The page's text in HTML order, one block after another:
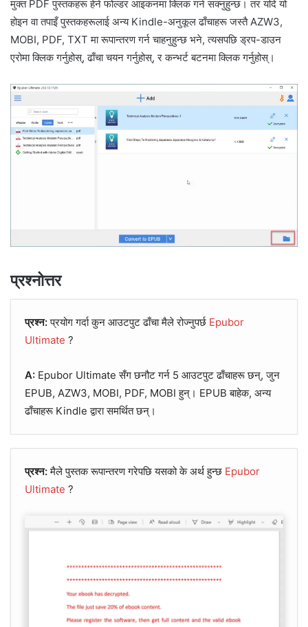
मुक्त PDF पुस्तकहरू हेर्न फोल्डर आइकनमा क्लिक गर्न सक्नुहुन्छ। तर यदि यो
होइन वा तपाइँ पुस्तकहरूलाई अन्य Kindle-अनुकूल ढाँचाहरू जस्तै AZW3,
MOBI, PDF, TXT मा रूपान्तरण गर्न चाहनुहुन्छ भने, त्यसपछि ड्रप-डाउन
एरोमा क्लिक गर्नुहोस्, ढाँचा चयन गर्नुहोस्, र कन्भर्ट बटनमा क्लिक गर्नुहोस्।
प्रश्नोत्तर
प्रश्न:प्रयोग गर्दा कुन आउटपुट ढाँचा मैले रोज्नुपर्छ Epubor
Ultimate ?
A: Epubor Ultimate सँग छनौट गर्न 5 आउटपुट ढाँचाहरू छन्, जुन
EPUB, AZW3, MOBI, PDF, MOBI हुन्। EPUB बाहेक, अन्य
ढाँचाहरू Kindle द्वारा समर्थित छन्।
प्रश्न:मैले पुस्तक रूपान्तरण गरेपछि यसको के अर्थ हुन्छ Epubor
Ultimate ?